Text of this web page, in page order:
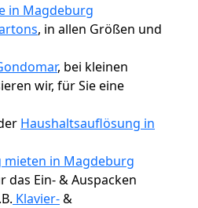
in Magdeburg
, in allen Größen und
, bei kleinen
wir, für Sie eine
Haushaltsauflösung in
in Magdeburg
das Ein- & Auspacken
Klavier-&